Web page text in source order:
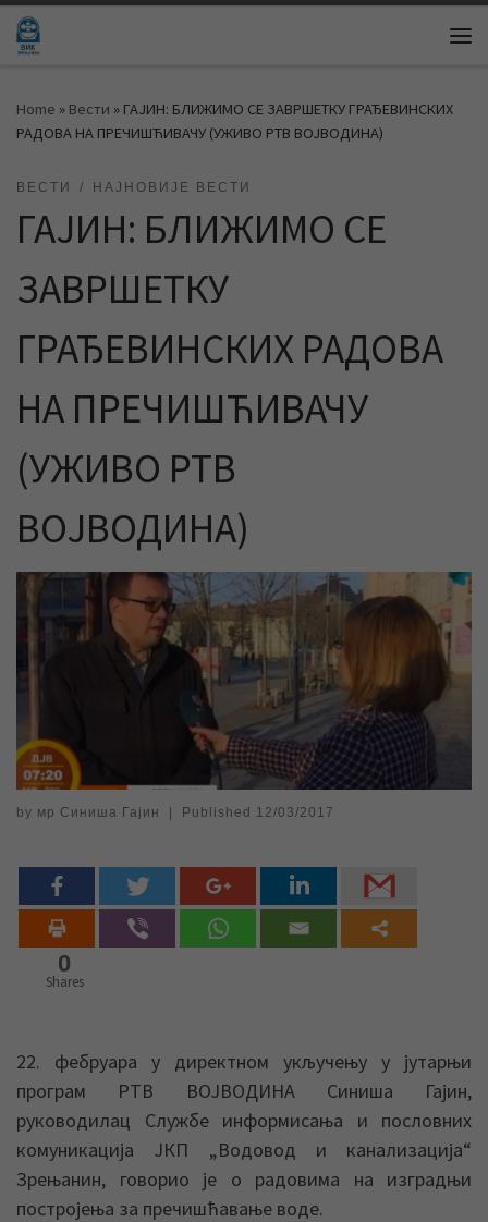
Skip to content
Home » Вести » ГАЈИН: БЛИЖИМО СЕ ЗАВРШЕТКУ ГРАЂЕВИНСКИХ
РАДОВА НА ПРЕЧИШЋИВАЧУ (УЖИВО РТВ ВОЈВОДИНА)
ВЕСТИ НАЈНОВИЈЕ ВЕСТИ
ГАЈИН: БЛИЖИМО СЕ
ЗАВРШЕТКУ
ГРАЂЕВИНСКИХ РАДОВА
НА ПРЕЧИШЋИВАЧУ
(УЖИВО РТВ
ВОЈВОДИНА)
by мр Синиша Гајин Published 12/03/2017
0
Shares
22. фебруара у директном укључењу у јутарњи
програм РТВ ВОЈВОДИНА Синиша Гајин,
руководилац Службе информисања и пословних
комуникација ЈКП „Водовод и канализација“
Зрењанин, говорио је о радовима на изградњи
постројења за пречишћавање воде.